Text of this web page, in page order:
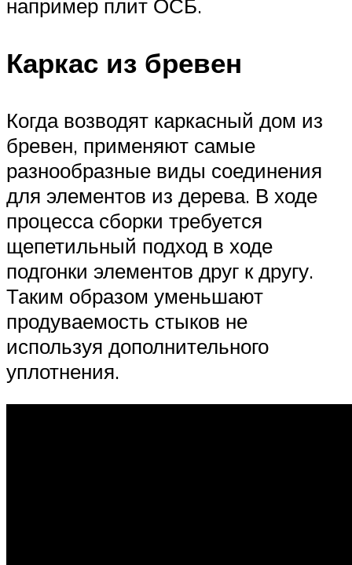
например плит ОСБ.
Каркас из бревен
Когда возводят каркасный дом из
бревен, применяют самые
разнообразные виды соединения
для элементов из дерева. В ходе
процесса сборки требуется
щепетильный подход в ходе
подгонки элементов друг к другу.
Таким образом уменьшают
продуваемость стыков не
используя дополнительного
уплотнения.